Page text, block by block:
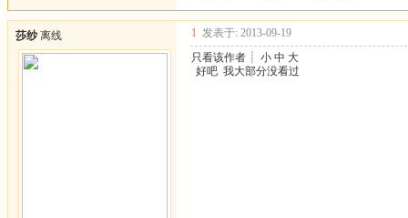
莎纱 离线 1 发表于: 2013-09-19
只看该作者 ┊ 小 中 大
好吧 我大部分没看过